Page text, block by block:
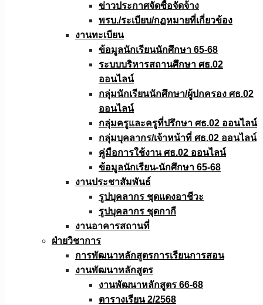
ข่าวประกาศจัดซื้อจัดจ้าง
พรบ./ระเบียบ/กฏหมายที่เกี่ยวข้อง
งานทะเบียน
ข้อมูลนักเรียนนักศึกษา 65-68
ระบบบริหารสถานศึกษา ศธ.02
ออนไลน์
กลุ่มนักเรียนนักศึกษา/ผู้ปกครอง ศธ.02
ออนไลน์
กลุ่มครูและครูที่ปรึกษา ศธ.02 ออนไลน์
กลุ่มบุคลากร/เจ้าหน้าที่ ศธ.02 ออนไลน์
คู่มือการใช้งาน ศธ.02 ออนไลน์
ข้อมูลนักเรียน-นักศึกษา 65-68
งานประชาสัมพันธ์
รูปบุคลากร ชุดแดงอาชีวะ
รูปบุคลากร ชุดกากี
งานอาคารสถานที่
ฝ่ายวิชาการ
การพัฒนาหลักสูตรการเรียนการสอน
งานพัฒนาหลักสูตร
งานพัฒนาหลักสูตร 66-68
ตารางเรียน 2/2568